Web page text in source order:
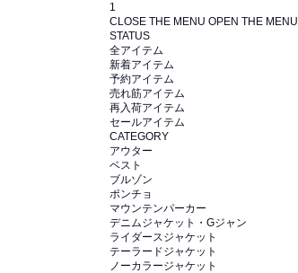
1
CLOSE THE MENU OPEN THE MENU
STATUS
全アイテム
新着アイテム
予約アイテム
売れ筋アイテム
再入荷アイテム
セールアイテム
CATEGORY
アウター
ベスト
ブルゾン
ポンチョ
マウンテンパーカー
デニムジャケット・Gジャン
ライダースジャケット
テーラードジャケット
ノーカラージャケット